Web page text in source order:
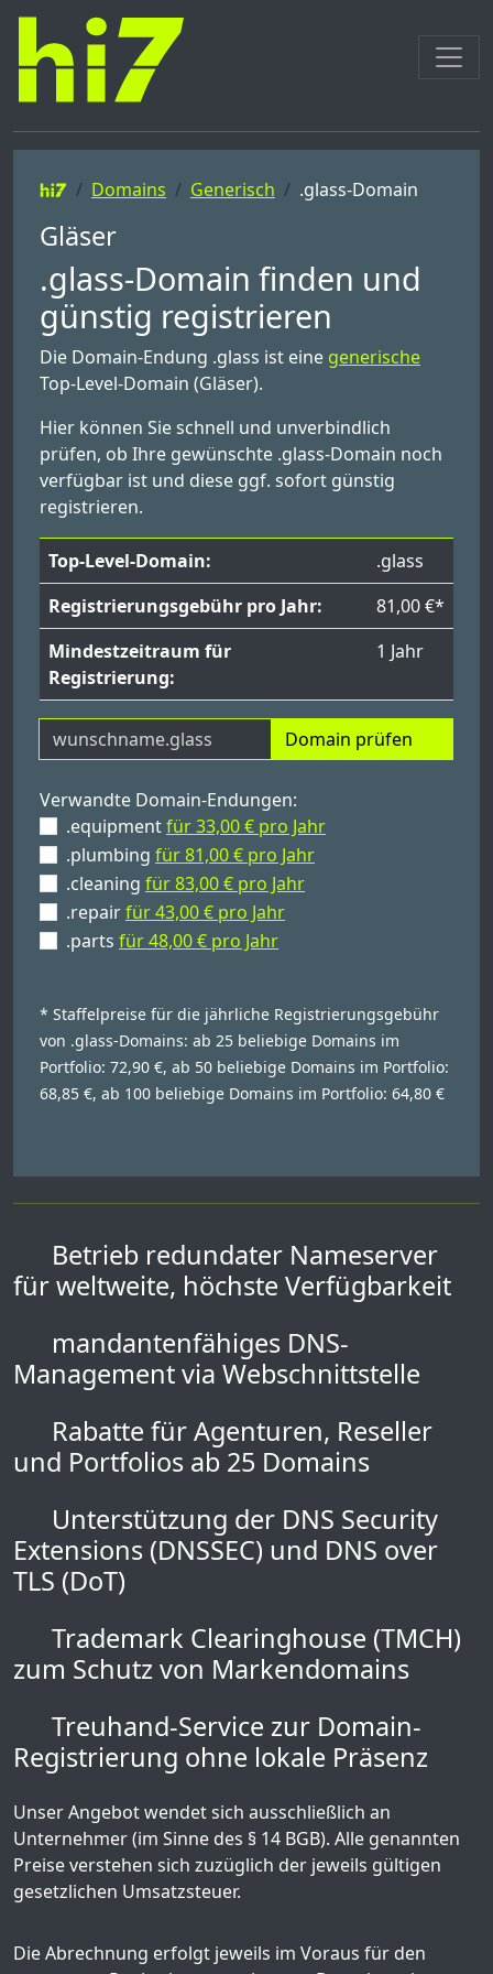
Domains Generisch .glass-Domain
Gläser
.glass-Domain finden und
günstig registrieren
Die Domain-Endung .glass ist eine generische
Top-Level-Domain (Gläser).
Hier können Sie schnell und unverbindlich
prüfen, ob Ihre gewünschte .glass-Domain noch
verfügbar ist und diese ggf. sofort günstig
registrieren.
Top-Level-Domain:
.glass
Registrierungsgebühr pro Jahr:
81,00 €*
Mindestzeitraum für
Registrierung:
1 Jahr
Domain prüfen
Verwandte Domain-Endungen:
.equipmentfür 33,00 € pro Jahr
.plumbing für 81,00 € pro Jahr
.cleaning für 83,00 € pro Jahr
.repairfür 43,00 € pro Jahr
.parts für 48,00 € pro Jahr
* Staffelpreise für die jährliche Registrierungsgebühr
von .glass-Domains: ab 25 beliebige Domains im
Portfolio: 72,90 €, ab 50 beliebige Domains im Portfolio:
68,85 €, ab 100 beliebige Domains im Portfolio: 64,80 €
Betrieb redundater Nameserver
für weltweite, höchste Verfügbarkeit
mandantenfähiges DNS-
Management via Webschnittstelle
Rabatte für Agenturen, Reseller
und Portfolios ab 25 Domains
Unterstützung der DNS Security
Extensions (DNSSEC) und DNS over
TLS (DoT)
Trademark Clearinghouse (TMCH)
zum Schutz von Markendomains
Treuhand-Service zur Domain-
Registrierung ohne lokale Präsenz
Unser Angebot wendet sich ausschließlich an
Unternehmer (im Sinne des § 14 BGB). Alle genannten
Preise verstehen sich zuzüglich der jeweils gültigen
gesetzlichen Umsatzsteuer.
Die Abrechnung erfolgt jeweils im Voraus für den